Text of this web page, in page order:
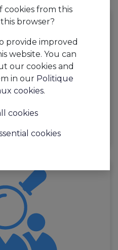
cookies from this
browser?
provide improved
website. You can
our cookies and
in our Politique
cookies.
cookies
cookies